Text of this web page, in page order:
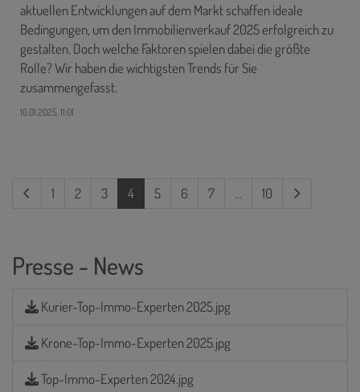
aktuellen Entwicklungen auf dem Markt schaffen ideale
Bedingungen, um den Immobilienverkauf 2025 erfolgreich zu
gestalten. Doch welche Faktoren spielen dabei die größte
Rolle? Wir haben die wichtigsten Trends für Sie
zusammengefasst.
16.01.2025, 11:01
1 2 3 4 (current)
5 6 7 … 10
Presse - News
Kurier-Top-Immo-Experten 2025.jpg
Krone-Top-Immo-Experten 2025.jpg
Top-Immo-Experten 2024.jpg